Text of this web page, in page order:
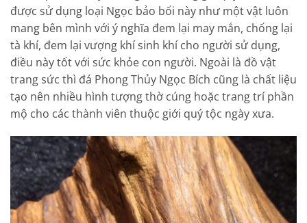
được sử dụng loại Ngọc bảo bối này như một vật luôn
mang bên mình với ý nghĩa đem lại may mắn, chống lại
tà khí, đem lại vượng khí sinh khí cho người sử dụng,
điều này tốt với sức khỏe con người. Ngoài là đồ vật
trang sức thì đá Phong Thủy Ngọc Bích cũng là chất liệu
tạo nên nhiều hình tượng thờ cúng hoặc trang trí phần
mộ cho các thành viên thuộc giới quý tộc ngày xưa.